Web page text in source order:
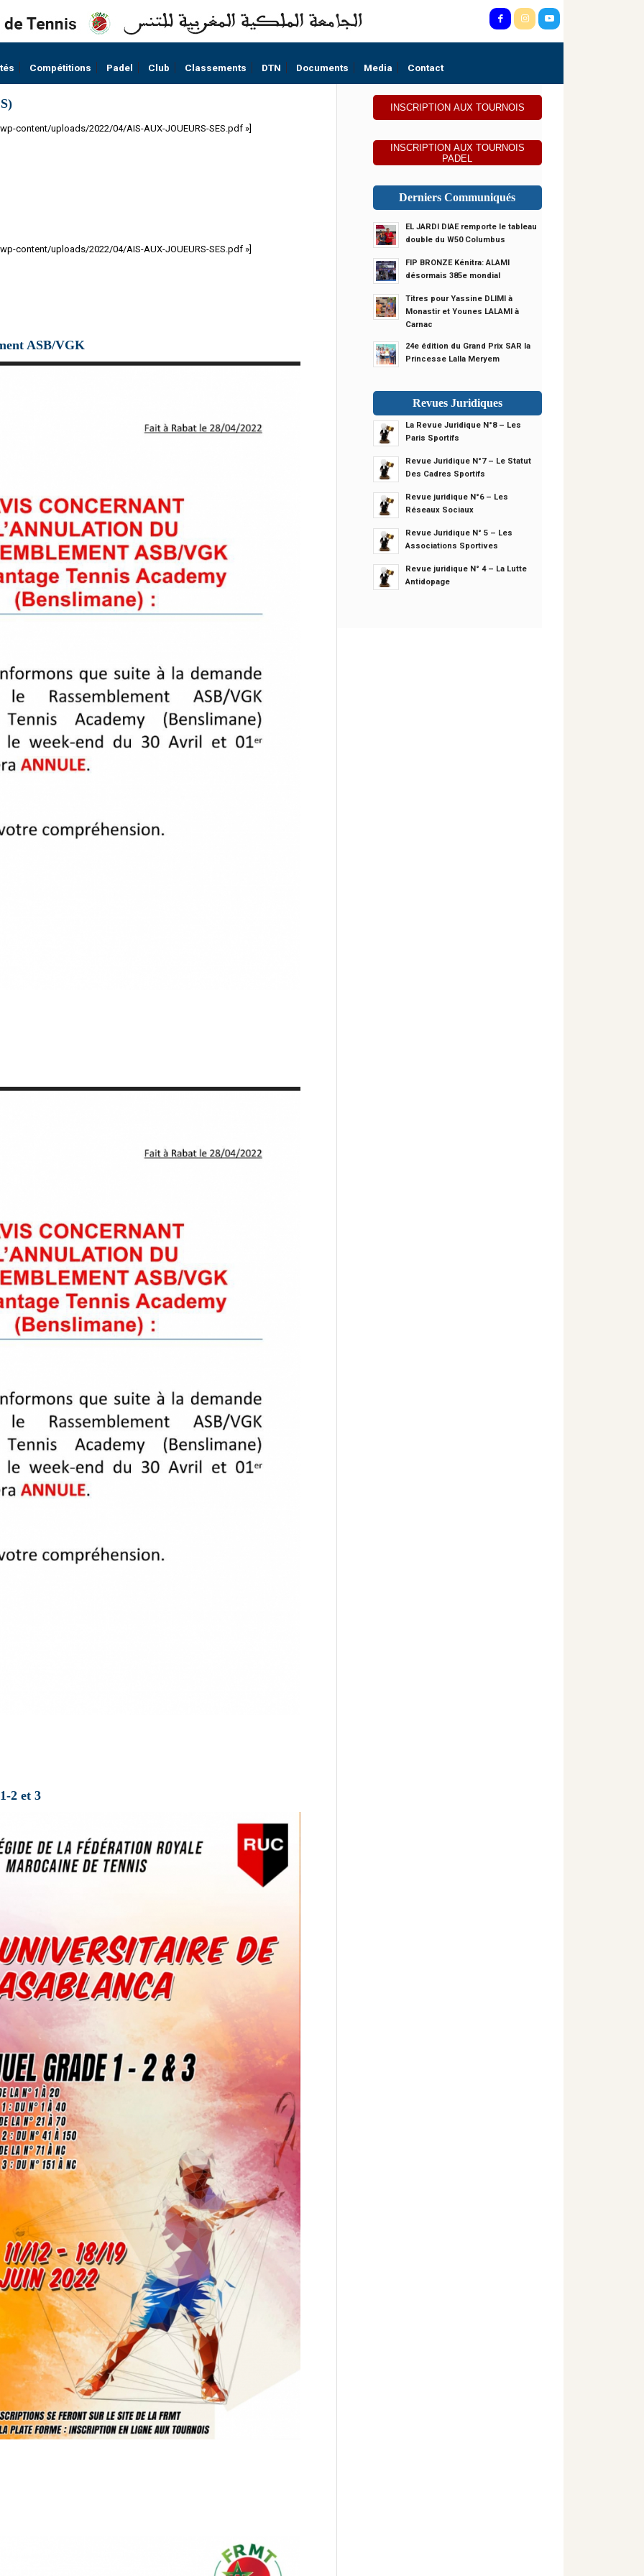
Compétitions Padel Club Classements DTN Documents Media Contact
content/uploads/2022/04/AIS-AUX-JOUEURS-SES.pdf »]
content/uploads/2022/04/AIS-AUX-JOUEURS-SES.pdf »]
ASB/VGK
2 et 3
INSCRIPTION AUX TOURNOIS
INSCRIPTION AUX TOURNOIS
PADEL
Derniers Communiqués
EL JARDI DIAE remporte le tableau
double du W50 Columbus
FIP BRONZE Kénitra: ALAMI
désormais 385e mondial
Titres pour Yassine DLIMI à
Monastir et Younes LALAMI à
Carnac
24e édition du Grand Prix SAR la
Princesse Lalla Meryem
Revues Juridiques
La Revue Juridique N°8 – Les
Paris Sportifs
Revue Juridique N°7 – Le Statut
Des Cadres Sportifs
Revue juridique N°6 – Les
Réseaux Sociaux
Revue Juridique N° 5 – Les
Associations Sportives
Revue juridique N° 4 – La Lutte
Antidopage